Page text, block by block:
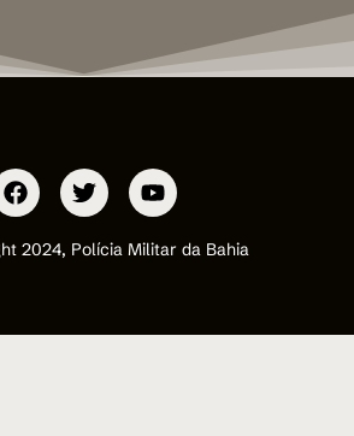
2024, Polícia Militar da Bahia